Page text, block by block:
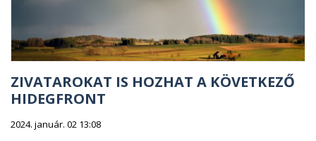
ZIVATAROKAT IS HOZHAT A KÖVETKEZŐ
HIDEGFRONT
2024. január. 02 13:08